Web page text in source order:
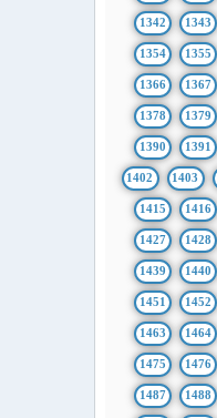
1342 1343
1354 1355
1366 1367
1378 1379
1390 1391
1402 1403
1415 1416
1427 1428
1439 1440
1451 1452
1463 1464
1475 1476
1487 1488